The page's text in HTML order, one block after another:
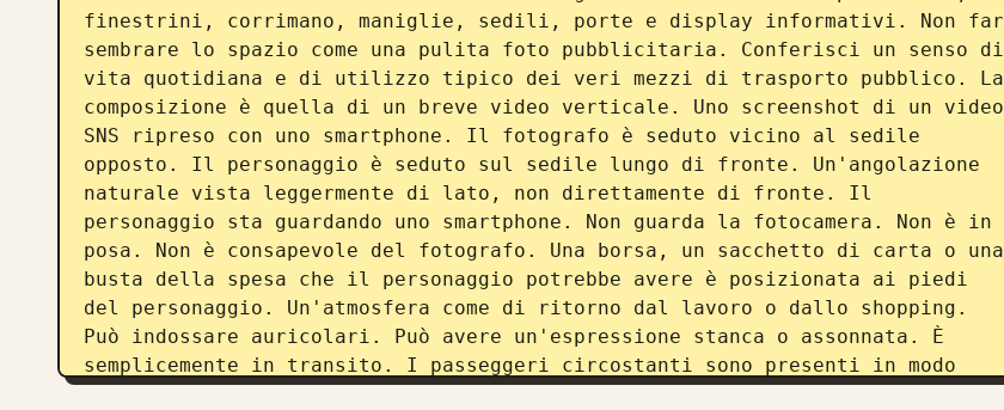
finestrini, corrimano, maniglie, sedili, porte e display informativi. Non far
sembrare lo spazio come una pulita foto pubblicitaria. Conferisci un senso di
vita quotidiana e di utilizzo tipico dei veri mezzi di trasporto pubblico. La
composizione è quella di un breve video verticale. Uno screenshot di un video
SNS ripreso con uno smartphone. Il fotografo è seduto vicino al sedile
opposto. Il personaggio è seduto sul sedile lungo di fronte. Un'angolazione
naturale vista leggermente di lato, non direttamente di fronte. Il
personaggio sta guardando uno smartphone. Non guarda la fotocamera. Non è in
posa. Non è consapevole del fotografo. Una borsa, un sacchetto di carta o una
busta della spesa che il personaggio potrebbe avere è posizionata ai piedi
del personaggio. Un'atmosfera come di ritorno dal lavoro o dallo shopping.
Può indossare auricolari. Può avere un'espressione stanca o assonnata. È
semplicemente in transito. I passeggeri circostanti sono presenti in modo